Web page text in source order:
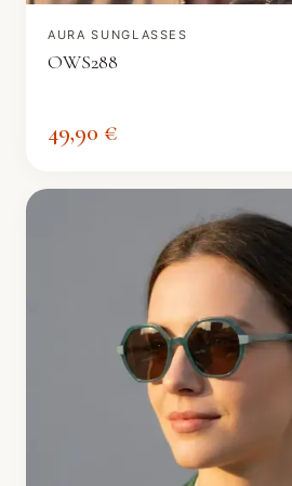
AURA SUNGLASSES
OWS288
49,90 €